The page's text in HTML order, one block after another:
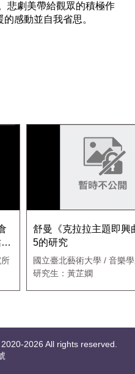
悲劇美帶給觀眾的積極作
感動並自我省思。
舒曼《克拉拉主題即興
5的研究
國立臺北藝術大學 / 音樂
研究生：黃芷嫻
2026 All rights reserved.